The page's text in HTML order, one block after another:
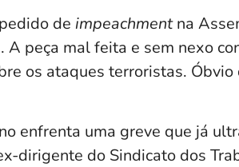
de impeachmentna
A peça mal feita e sem nexo
os ataques terroristas. Óbvio
enfrenta uma greve que já
dirigente do Sindicato dos